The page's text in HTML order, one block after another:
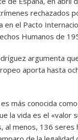
rechazados
en el Pacto
Humanos de
argumenta
aporta hasta
más conocida
la vida es el «valor
al menos, 136